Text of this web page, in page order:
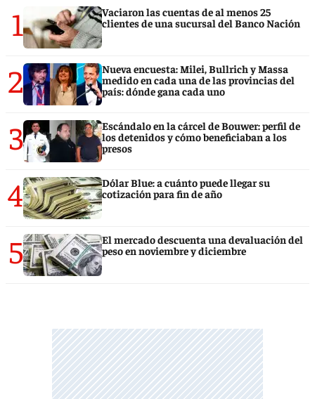
1
Vaciaron las cuentas de al menos 25
clientes de una sucursal del Banco Nación
2
Nueva encuesta: Milei, Bullrich y Massa
medido en cada una de las provincias del
país: dónde gana cada uno
3
Escándalo en la cárcel de Bouwer: perfil de
los detenidos y cómo beneficiaban a los
presos
4
Dólar Blue: a cuánto puede llegar su
cotización para fin de año
5
El mercado descuenta una devaluación del
peso en noviembre y diciembre